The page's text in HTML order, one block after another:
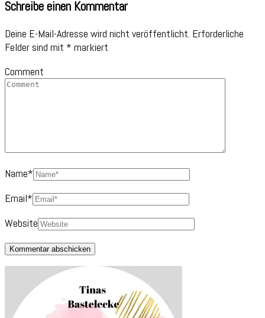
Schreibe einen Kommentar
Deine E-Mail-Adresse wird nicht veröffentlicht. Erforderliche
Felder sind mit * markiert
Comment
Name*
Email*
Website